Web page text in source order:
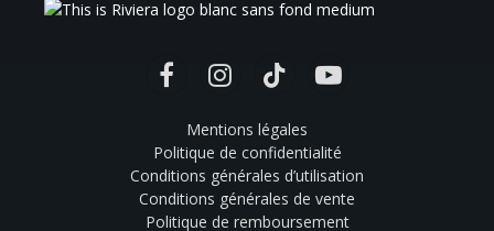
FacebookInstagramTikTok YouTube
Mentions légales
Politique de confidentialité
Conditions générales d’utilisation
Conditions générales de vente
Politique de remboursement